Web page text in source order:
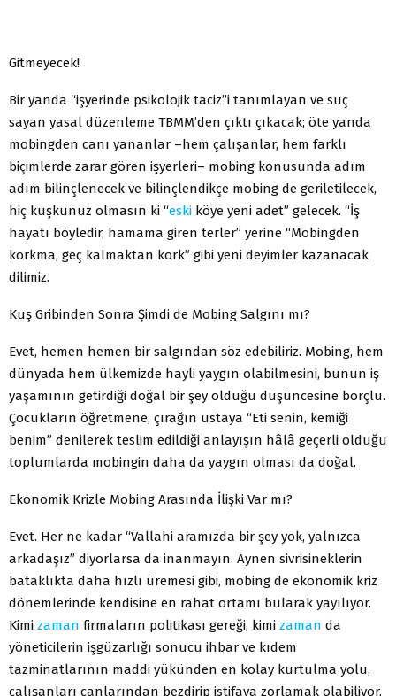
Gitmeyecek!
Bir yanda “işyerinde psikolojik taciz”i tanımlayan ve suç
sayan yasal düzenleme TBMM’den çıktı çıkacak; öte yanda
mobingden canı yananlar –hem çalışanlar, hem farklı
biçimlerde zarar gören işyerleri– mobing konusunda adım
adım bilinçlenecek ve bilinçlendikçe mobing de geriletilecek,
hiç kuşkunuz olmasın ki “eski köye yeni adet” gelecek. “İş
hayatı böyledir, hamama giren terler” yerine “Mobingden
korkma, geç kalmaktan kork” gibi yeni deyimler kazanacak
dilimiz.
Kuş Gribinden Sonra Şimdi de Mobing Salgını mı?
Evet, hemen hemen bir salgından söz edebiliriz. Mobing, hem
dünyada hem ülkemizde hayli yaygın olabilmesini, bunun iş
yaşamının getirdiği doğal bir şey olduğu düşüncesine borçlu.
Çocukların öğretmene, çırağın ustaya “Eti senin, kemiği
benim” denilerek teslim edildiği anlayışın hâlâ geçerli olduğu
toplumlarda mobingin daha da yaygın olması da doğal.
Ekonomik Krizle Mobing Arasında İlişki Var mı?
Evet. Her ne kadar “Vallahi aramızda bir şey yok, yalnızca
arkadaşız” diyorlarsa da inanmayın. Aynen sivrisineklerin
bataklıkta daha hızlı üremesi gibi, mobing de ekonomik kriz
dönemlerinde kendisine en rahat ortamı bularak yayılıyor.
Kimi zaman firmaların politikası gereği, kimi zaman da
yöneticilerin işgüzarlığı sonucu ihbar ve kıdem
tazminatlarının maddi yükünden en kolay kurtulma yolu,
çalışanları canlarından bezdirip istifaya zorlamak olabiliyor.